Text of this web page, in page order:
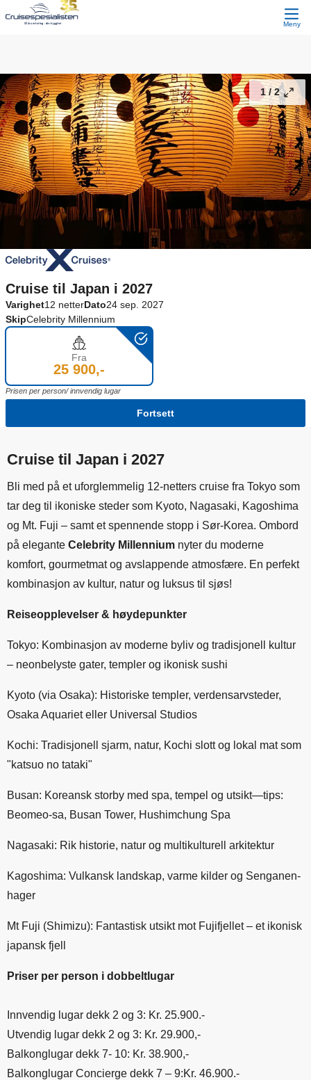
Meny
Cruise til Japan i 2027 Fortsett
1 /2
Cruise til Japan i 2027
Varighet12 netterDato24 sep. 2027
SkipCelebrity Millennium
Fra
25 900,-
Prisen per person/ innvendig lugar
Fortsett
Cruise til Japan i 2027
Bli med på et uforglemmelig 12-netters cruise fra Tokyo som
tar deg til ikoniske steder som Kyoto, Nagasaki, Kagoshima
og Mt. Fuji – samt et spennende stopp i Sør-Korea. Ombord
på elegante Celebrity Millennium nyter du moderne
komfort, gourmetmat og avslappende atmosfære. En perfekt
kombinasjon av kultur, natur og luksus til sjøs!
Reiseopplevelser & høydepunkter
Tokyo: Kombinasjon av moderne byliv og tradisjonell kultur
– neonbelyste gater, templer og ikonisk sushi
Kyoto (via Osaka): Historiske templer, verdensarvsteder,
Osaka Aquariet eller Universal Studios
Kochi: Tradisjonell sjarm, natur, Kochi slott og lokal mat som
"katsuo no tataki"
Busan: Koreansk storby med spa, tempel og utsikt—tips:
Beomeo-sa, Busan Tower, Hushimchung Spa
Nagasaki: Rik historie, natur og multikulturell arkitektur
Kagoshima: Vulkansk landskap, varme kilder og Senganen-
hager
Mt Fuji (Shimizu): Fantastisk utsikt mot Fujifjellet – et ikonisk
japansk fjell
Priser per person i dobbeltlugar
Innvendig lugar dekk 2 og 3: Kr. 25.900.-
Utvendig lugar dekk 2 og 3: Kr. 29.900,-
Balkonglugar dekk 7- 10: Kr. 38.900,-
Balkonglugar Concierge dekk 7 – 9:Kr. 46.900.-